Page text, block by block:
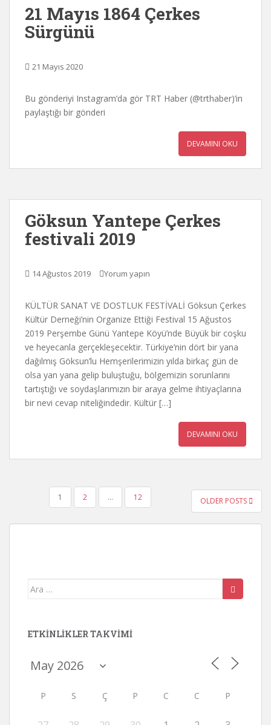
21 Mayıs 1864 Çerkes
Sürgünü
21 Mayıs 2020
Bu gönderiyi Instagram’da gör TRT Haber (@trthaber)’in
paylaştığı bir gönderi
DEVAMINI OKU
Göksun Yantepe Çerkes
festivali 2019
14 Ağustos 2019 Yorum yapın
KÜLTÜR SANAT VE DOSTLUK FESTİVALİ Göksun Çerkes
Kültür Derneği’nin Organize Ettiği Festival 15 Ağustos
2019 Perşembe Günü Yantepe Köyü’nde Büyük bir coşku
ve heyecanla gerçekleşecektir. Türkiye’nin dört bir yana
dağılmış Göksun’lu Hemşerilerimizin yılda birkaç gün de
olsa yan yana gelip buluştuğu, bölgemizin sorunlarını
tartıştığı ve soydaşlarımızın bir araya gelme ihtiyaçlarına
bir nevi cevap niteliğindedir. Kültür […]
DEVAMINI OKU
SAYFALANDIRMASI
1 2 … 12 OLDER POSTS
Arama
ETKINLIKLER TAKVIMI
P S Ç P C C P